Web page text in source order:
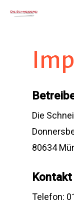
Die
80634
Kontakt
Telefon: